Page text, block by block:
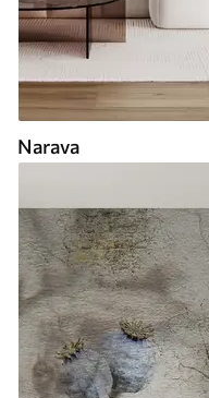
Narava